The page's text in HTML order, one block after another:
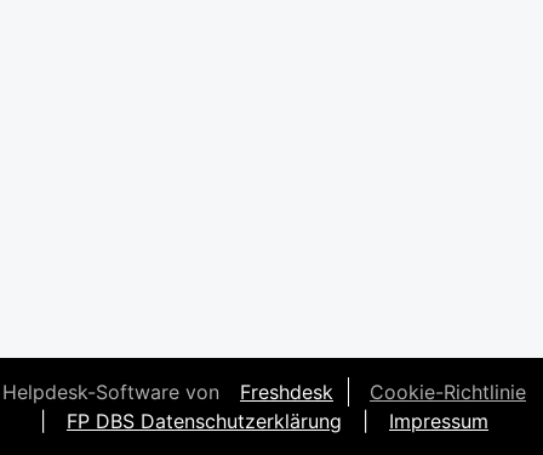
Helpdesk-Software von Freshdesk
Cookie-Richtlinie
FP DBS Datenschutzerklärung Impressum